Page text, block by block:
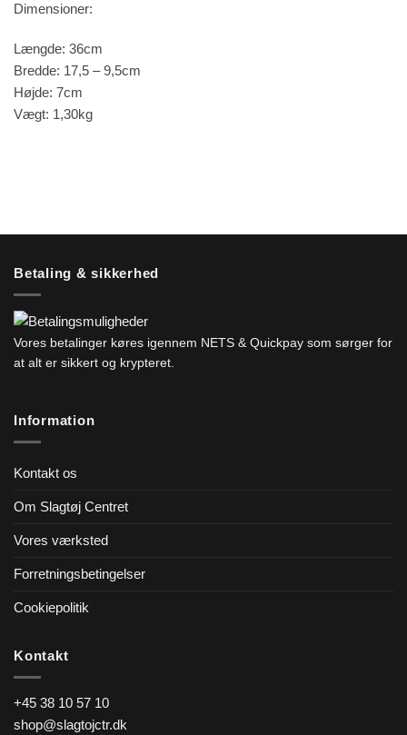
Dimensioner:
Længde: 36cm
Bredde: 17,5 – 9,5cm
Højde: 7cm
Vægt: 1,30kg
Betaling & sikkerhed
Vores betalinger køres igennem NETS & Quickpay som sørger for
at alt er sikkert og krypteret.
Information
Kontakt os
Om Slagtøj Centret
Vores værksted
Forretningsbetingelser
Cookiepolitik
Kontakt
+45 38 10 57 10
shop@slagtojctr.dk